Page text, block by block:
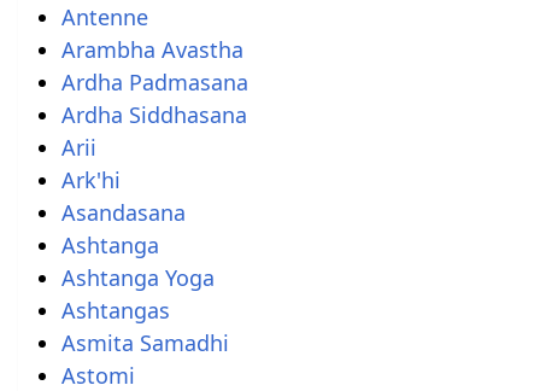
Antenne
Arambha Avastha
Ardha Padmasana
Ardha Siddhasana
Arii
Ark'hi
Asandasana
Ashtanga
Ashtanga Yoga
Ashtangas
Asmita Samadhi
Astomi